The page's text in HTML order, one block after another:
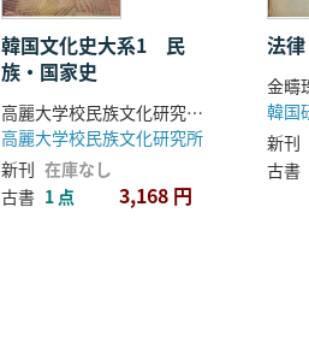
韓国文化史大系1 民
族・国家史
高麗大学校民族文化研究所 編
高麗大学校民族文化研究所
新刊 在庫なし
古書 1 点 3,168 円
法
金疇
韓国
新刊
古書